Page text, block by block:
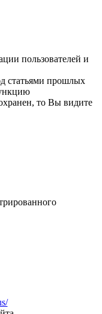
пользователей и
статьями прошлых
то Вы видите